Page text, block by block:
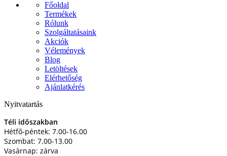
Főoldal
Termékek
Rólunk
Szolgáltatásaink
Akciók
Vélemények
Blog
Letöltések
Elérhetőség
Ajánlatkérés
Nyitvatartás
Téli időszakban
Hétfő-péntek: 7.00-16.00
Szombat: 7.00-13.00
Vasárnap: zárva